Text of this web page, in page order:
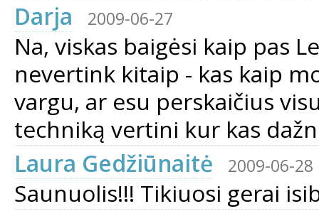
Darja
2009-06-27
Na, viskas baigėsi kaip pas
nevertink kitaip - kas kaip
vargu, ar esu perskaičius
techniką vertini kur kas
Laura Gedžiūnaitė
2009-06-28
Saunuolis!!! Tikiuosi gerai